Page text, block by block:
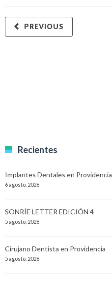
PREVIOUS
Recientes
Implantes Dentales en Providencia
6 agosto, 2026
SONRÍE LETTER EDICIÓN 4
5 agosto, 2026
Cirujano Dentista en Providencia
5 agosto, 2026